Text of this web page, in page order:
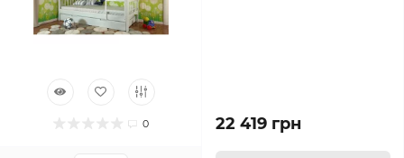
0 22 419 грн